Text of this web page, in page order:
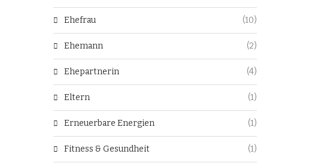
Ehefrau (10)
Ehemann (2)
Ehepartnerin (4)
Eltern (1)
Erneuerbare Energien (1)
Fitness & Gesundheit (1)